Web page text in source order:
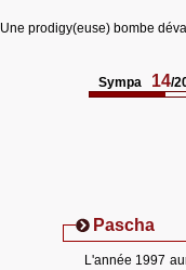
Une prodigy(euse) bombe
Sympa 14/
Pascha
L'année 1997